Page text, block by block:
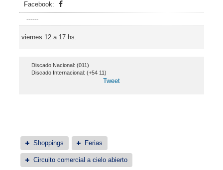
Facebook:
------
viernes 12 a 17 hs.
Discado Nacional: (011)
Discado Internacional: (+54 11)
Tweet
Shoppings Ferias
Circuito comercial a cielo abierto